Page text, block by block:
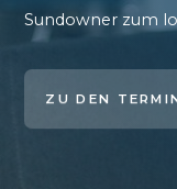
Sundowner zum
ZU DEN